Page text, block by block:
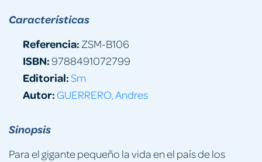
Sinopsis
Para el gigante pequeño la vida en el país de los
Características
Referencia: ZSM-B106
ISBN:9788491072799
Editorial:Sm
Autor: GUERRERO, Andres